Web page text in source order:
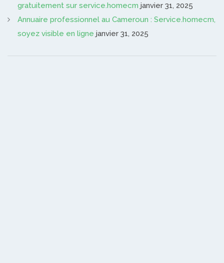
gratuitement sur service.homecm janvier 31, 2025
Annuaire professionnel au Cameroun : Service.homecm,
soyez visible en ligne janvier 31, 2025